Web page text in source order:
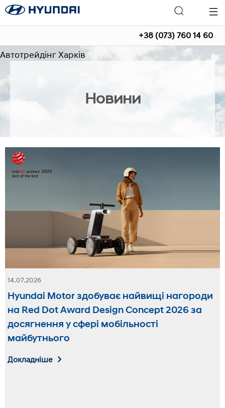
+38 (073) 760 14 60
Автотрейдінг Харків
Новини
14.07.2026
Hyundai Motor здобуває найвищі нагороди
на Red Dot Award Design Concept 2026 за
досягнення у сфері мобільності
майбутнього
Докладніше